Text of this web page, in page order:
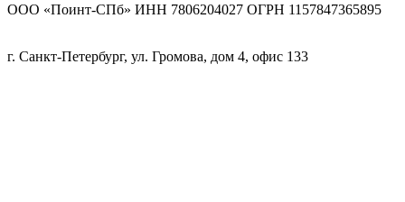
ООО «Поинт-СПб» ИНН 7806204027 ОГРН 1157847365895
г. Санкт-Петербург, ул. Громова, дом 4, офис 133